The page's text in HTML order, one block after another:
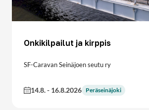
Onkikilpailut ja kirppis
SF-Caravan Seinäjoen seutu ry
14.8.- 16.8.2026 Peräseinäjoki